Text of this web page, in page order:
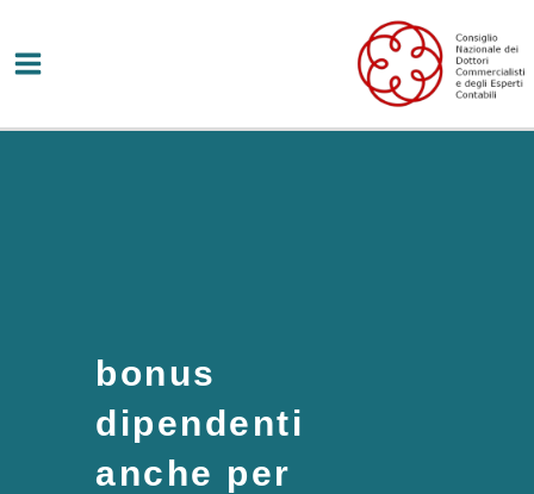
contenuto
bonus
dipendenti
anche per